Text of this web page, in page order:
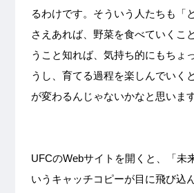
るわけです。そういう人たちも「
さえあれば、野菜を食べていくこ
うこと知れば、気持ち的にもちょ
うし、育てる過程を楽しんでいく
が変わるんじゃないかなと思います
UFCのWebサイトを開くと、「未
いうキャッチコピーが目に飛び込